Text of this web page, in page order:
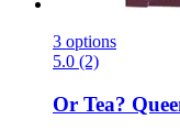
3 options
5.0 (2)
Or Tea?